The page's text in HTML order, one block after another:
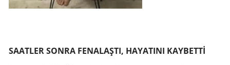
SAATLER SONRA FENALAŞTI, HAYATINI KAYBETTİ